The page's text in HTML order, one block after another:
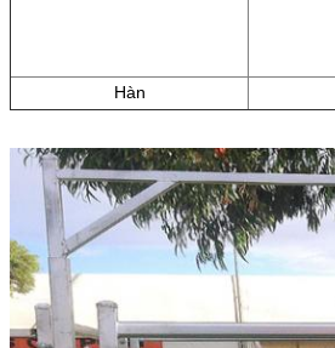
Hàn